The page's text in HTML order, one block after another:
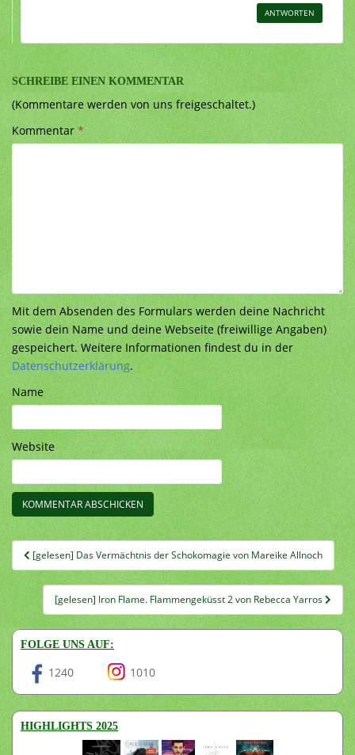
ANTWORTEN
SCHREIBE EINEN KOMMENTAR
(Kommentare werden von uns freigeschaltet.)
Kommentar*
Mit dem Absenden des Formulars werden deine Nachricht
sowie dein Name und deine Webseite (freiwillige Angaben)
gespeichert. Weitere Informationen findest du in der
Datenschutzerklärung.
Name
Website
Beitragsnavigation
[gelesen] Das Vermächtnis der Schokomagie von Mareike Allnoch
[gelesen] Iron Flame. Flammengeküsst 2 von Rebecca Yarros
FOLGE UNS AUF:
1240 1010
HIGHLIGHTS 2025